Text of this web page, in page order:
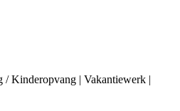
/ Kinderopvang | Vakantiewerk |